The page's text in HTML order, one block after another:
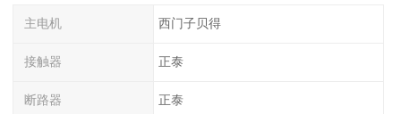
主电机 西门子贝得
接触器 正泰
断路器 正泰